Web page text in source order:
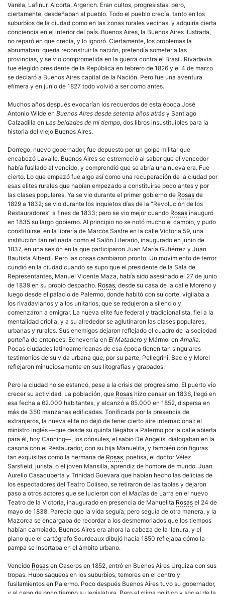
Varela, Lafinur, Alcorta, Argerich. Eran cultos, progresistas, pero,
ciertamente, desdeñaban al pueblo. Todo el pueblo crecía, tanto en los
suburbios de la ciudad como en las zonas rurales vecinas, y adquiría cierta
conciencia en el interior del país. Buenos Aires, la Buenos Aires ilustrada,
no reparó en que crecía, y lo ignoró. Ciertamente, los problemas la
abrumaban: quería reconstruir la nación, pretendía someter a las
provincias, y se vio comprometida en la guerra contra el Brasil. Rivadavia
fue elegido presidente de la República en febrero de 1826 y el 4 de marzo
se declaró a Buenos Aires capital de la Nación. Pero fue una aventura
efímera y en junio de 1827 todo volvió a ser como antes.
Muchos años después evocarían los recuerdos de esta época José
Antonio Wilde en Buenos Aires desde setenta años atrás y Santiago
Calzadilla en Las beldades de mi tiempo, dos libros insustituibles para la
historia del viejo Buenos Aires.
Dorrego, nuevo gobernador, fue depuesto por un golpe militar que
encabezó Lavalle. Buenos Aires se estremeció al saber que el vencedor
había fusilado al vencido, y comprendió que se abría una nueva era. Fue
cierto. Lo que empezó fue algo así como una recuperación de la ciudad por
esas elites rurales que habían empezado a constituirse poco antes y por
las clases populares. Ya se vio durante el primer gobierno de Rosas de
1829 a 1832; se vio durante los inquietos días de la “Revolución de los
Restauradores” a fines de 1833; pero se vio mejor cuando Rosas inauguró
en 1835 su largo gobierno. Al principio no se notó mucho el cambio, y pudo
constituirse, en la librería de Marcos Sastre en la calle Victoria 59, una
institución tan refinada como el Salón Literario, inaugurado en junio de
1837, en una sesión en la que participaron Juan María Gutiérrez y Juan
Bautista Alberdi. Pero las cosas cambiaron pronto. Un movimiento de terror
cundió en la ciudad cuando se supo que el presidente de la Sala de
Representantes, Manuel Vicente Maza, había sido asesinado el 27 de junio
de 1839 en su propio despacho. Rosas, desde su casa de la calle Moreno y
luego desde el palacio de Palermo, donde habitó con su corte, vigilaba a
los rivadavianos y a los unitarios, que se redujeron a silencio y
comenzaron a emigrar. La nueva elite fue federal y tradicionalista, fiel a la
mentalidad criolla, y a su alrededor se aglutinaron las clases populares,
urbanas y rurales. Sus enemigos dejaron reflejado el cuadro de la sociedad
porteña de entonces: Echeverría en El Matadero y Mármol en Amalia.
Pocas ciudades latinoamericanas de esa época tienen tan singulares
testimonios de su vida urbana que, por su parte, Pellegrini, Bacle y Morel
reflejaron minuciosamente en sus litografías y grabados.
Pero la ciudad no se estancó, pese a la crisis del progresismo. El puerto vio
crecer su actividad. La población, que Rosas hizo censar en 1836, llegó en
esa fecha a 62.000 habitantes, y alcanzó a 85.000 en 1852, dispersa en
más de 350 manzanas edificadas. Tonificada por la presencia de
extranjeros, la nueva elite no dejó de tener cierto aire internacional: el
ministro inglés —que desde su quinta llegaba a Palermo por la calle abierta
para él, hoy Canning—, los cónsules, el sabio De Angelis, dialogaban en la
casona con el Restaurador, con su hija Manuelita, y también con figuras
tan exquisitas como la hermana de Rosas, poetisa, el doctor Vélez
Sarsfield, jurista, o el joven Mansilla, aprendiz de hombre de mundo. Juan
Aurelio Casacuberta y Trinidad Guevara que habían hecho las delicias de
los espectadores del Teatro Coliseo, se retiraron de las tablas y dejaron
paso a otros actores que se lucieron con el Macias de Larra en el nuevo
Teatro de la Victoria, inaugurado en presencia de Manuelita Rosas el 24 de
mayo de 1838. Parecía que la vida seguía; pero seguía de otra manera, y la
Mazorca se encargaba de recordar a los desmemoriados que los tiempos
habían cambiado. Buenos Aires era ahora la cabeza de la llanura, y el
plano que el cartógrafo Sourdeaux dibujó hacia 1850 reflejaba cómo la
pampa se insertaba en el ámbito urbano.
Vencido Rosas en Caseros en 1852, entró en Buenos Aires Urquiza con sus
tropas. Hubo saqueos en los suburbios, temores en el centro y
fusilamientos en Palermo. Poco después Buenos Aires tuvo su gobernador,